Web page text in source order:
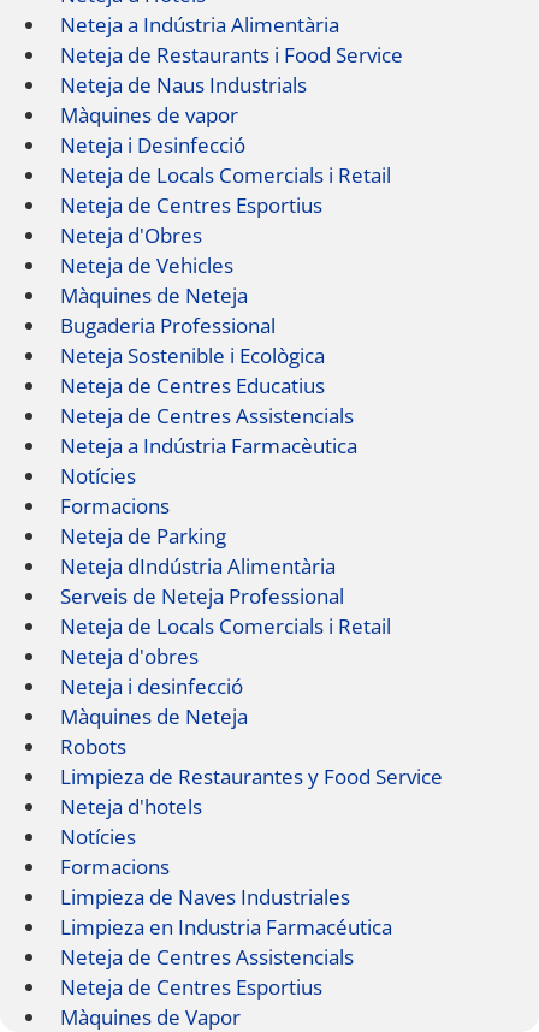
Neteja a Indústria Alimentària
Neteja de Restaurants i Food Service
Neteja de Naus Industrials
Màquines de vapor
Neteja i Desinfecció
Neteja de Locals Comercials i Retail
Neteja de Centres Esportius
Neteja d'Obres
Neteja de Vehicles
Màquines de Neteja
Bugaderia Professional
Neteja Sostenible i Ecològica
Neteja de Centres Educatius
Neteja de Centres Assistencials
Neteja a Indústria Farmacèutica
Notícies
Formacions
Neteja de Parking
Neteja dIndústria Alimentària
Serveis de Neteja Professional
Neteja de Locals Comercials i Retail
Neteja d'obres
Neteja i desinfecció
Màquines de Neteja
Robots
Limpieza de Restaurantes y Food Service
Neteja d'hotels
Notícies
Formacions
Limpieza de Naves Industriales
Limpieza en Industria Farmacéutica
Neteja de Centres Assistencials
Neteja de Centres Esportius
Màquines de Vapor